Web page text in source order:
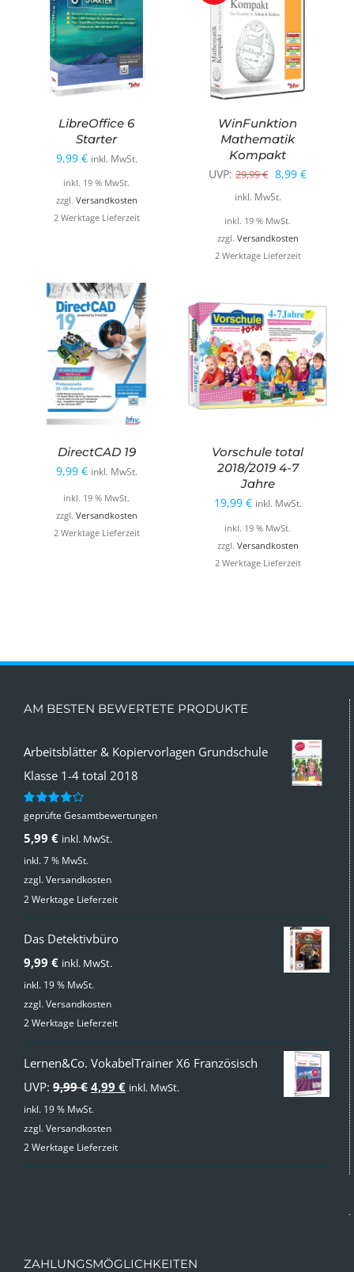
LibreOffice 6
Starter
9,99 € inkl. MwSt.
inkl. 19 % MwSt.
zzgl. Versandkosten
2 Werktage Lieferzeit
WinFunktion
Mathematik
Kompakt
UVP: 29,99€ Ursprünglicher
Preis
war:
29,99 €
8,99 €Aktueller
inkl. MwSt.
inkl. 19 % MwSt.
zzgl. Versandkosten
2 Werktage Lieferzeit
DirectCAD 19
9,99 € inkl. MwSt.
inkl. 19 % MwSt.
zzgl. Versandkosten
2 Werktage Lieferzeit
Vorschule total
2018/2019 4-7
Jahre
19,99 € inkl. MwSt.
inkl. 19 % MwSt.
zzgl. Versandkosten
2 Werktage Lieferzeit
AM BESTEN BEWERTETE PRODUKTE
Arbeitsblätter & Kopiervorlagen Grundschule
Klasse 1-4 total 2018
Bewertet
von 5
geprüfte Gesamtbewertungen
5,99 € inkl. MwSt.
inkl. 7 % MwSt.
zzgl.Versandkosten
2 Werktage Lieferzeit
Das Detektivbüro
9,99 € inkl. MwSt.
inkl. 19 % MwSt.
zzgl.Versandkosten
2 Werktage Lieferzeit
Lernen&Co. VokabelTrainer X6 Französisch
UVP: 9,99€ Ursprünglicher
Preis
war:
4,99 €Aktueller
inkl. MwSt.
inkl. 19 % MwSt.
zzgl.Versandkosten
2 Werktage Lieferzeit
ZAHLUNGSMÖGLICHKEITEN